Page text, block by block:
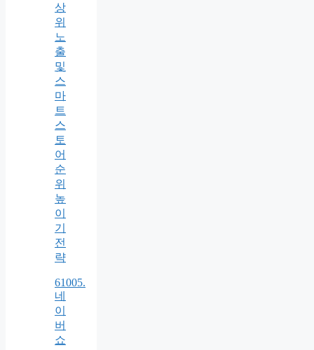
상
위
노
출
및
스
마
트
스
토
어
순
위
높
이
기
전
략
61005.
네
이
버
쇼